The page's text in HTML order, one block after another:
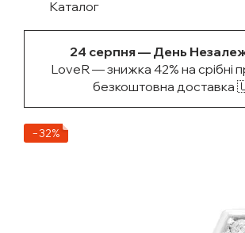
Каталог
24 серпня — День
LoveR — знижка 42% на срібні
безкоштовна
−32%